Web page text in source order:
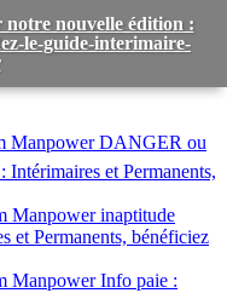
Manpower DANGER ou
Intérimaires et Permanents,
Manpower inaptitude
et Permanents, bénéficiez
Manpower Info paie :
nouvelle édition :
le-guide-interimaire-